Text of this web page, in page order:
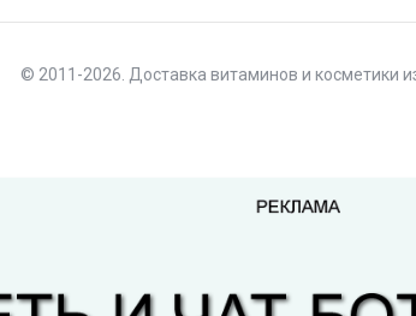
© 2011-2026. Доставка витаминов и косметики